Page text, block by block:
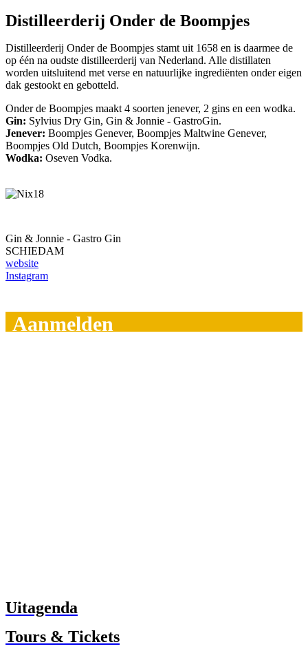
Distilleerderij Onder de Boompjes
Distilleerderij Onder de Boompjes stamt uit 1658 en is daarmee de
op één na oudste distilleerderij van Nederland. Alle distillaten
worden uitsluitend met verse en natuurlijke ingrediënten onder eigen
dak gestookt en gebotteld.
Onder de Boompjes maakt 4 soorten jenever, 2 gins en een wodka.
Gin: Sylvius Dry Gin, Gin & Jonnie - GastroGin.
Jenever: Boompjes Genever, Boompjes Maltwine Genever,
Boompjes Old Dutch, Boompjes Korenwijn.
Wodka: Oseven Vodka.
Gin & Jonnie - Gastro Gin
SCHIEDAM
website
Instagram
Aanmelden
Uitagenda
Tours & Tickets